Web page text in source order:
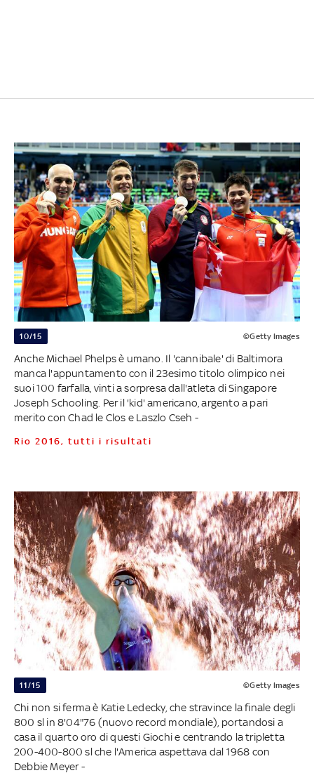
10/15 ©Getty Images
Anche Michael Phelps è umano. Il 'cannibale' di Baltimora
manca l'appuntamento con il 23esimo titolo olimpico nei
suoi 100 farfalla, vinti a sorpresa dall'atleta di Singapore
Joseph Schooling. Per il 'kid' americano, argento a pari
merito con Chad le Clos e Laszlo Cseh -
Rio 2016, tutti i risultati
11/15 ©Getty Images
Chi non si ferma è Katie Ledecky, che stravince la finale degli
800 sl in 8'04"76 (nuovo record mondiale), portandosi a
casa il quarto oro di questi Giochi e centrando la tripletta
200-400-800 sl che l'America aspettava dal 1968 con
Debbie Meyer -